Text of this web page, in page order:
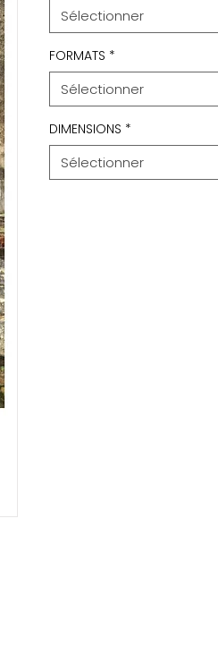
Sélectionner
FORMATS *
Sélectionner
DIMENSIONS *
Sélectionner